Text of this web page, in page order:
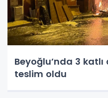
Beyoğlu’nda 3
teslim oldu